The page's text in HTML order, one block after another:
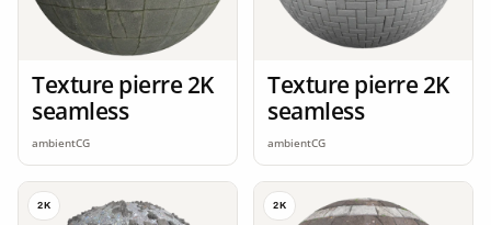
Texture pierre 2K
seamless
ambientCG
Texture pierre 2K
seamless
ambientCG
2K 2K